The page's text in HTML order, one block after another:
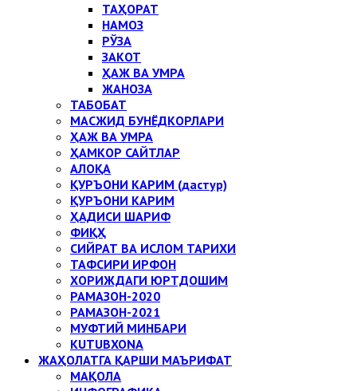
ТАҲОРАТ
НАМОЗ
РЎЗА
ЗАКОТ
ҲАЖ ВА УМРА
ЖАНОЗА
ТАБОБАТ
МАСЖИД БУНЁДКОРЛАРИ
ҲАЖ ВА УМРА
ҲАМКОР САЙТЛАР
АЛОҚА
ҚУРЪОНИ КАРИМ (дастур)
ҚУРЪОНИ КАРИМ
ҲАДИСИ ШАРИФ
ФИҚҲ
СИЙРАТ ВА ИСЛОМ ТАРИХИ
ТАФСИРИ ИРФОН
ХОРИЖДАГИ ЮРТДОШИМ
РАМАЗОН-2020
РАМАЗОН-2021
МУФТИЙ МИНБАРИ
KUTUBXONA
ЖАҲОЛАТГА ҚАРШИ МАЪРИФАТ
МАҚОЛА